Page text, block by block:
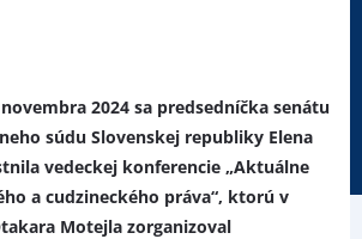
2024 sa predsedníčka senátu
súdu Slovenskej republiky Elena
vedeckej konferencie „Aktuálne
a cudzineckého práva“, ktorú v
Motejla zorganizoval